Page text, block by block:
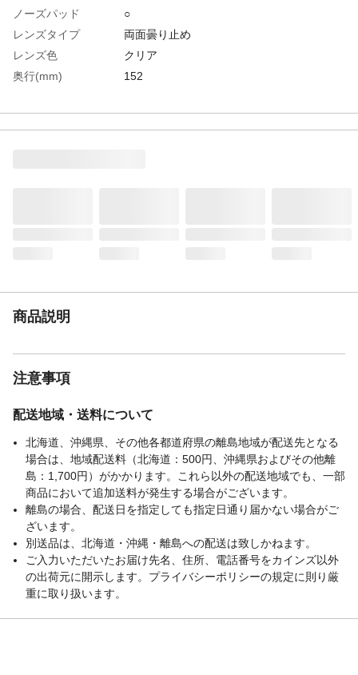
ノーズパッド
○
レンズタイプ
両面曇り止め
レンズ色
クリア
奥行(mm)
152
高さ(mm)
47
材質2
商品説明
注意事項
配送地域・送料について
北海道、沖縄県、その他各都道府県の離島地域が配送先となる
場合は、地域配送料（北海道：500円、沖縄県およびその他離
島：1,700円）がかかります。これら以外の配送地域でも、一部
商品において追加送料が発生する場合がございます。
離島の場合、配送日を指定しても指定日通り届かない場合がご
ざいます。
別送品は、北海道・沖縄・離島への配送は致しかねます。
ご入力いただいたお届け先名、住所、電話番号をカインズ以外
の出荷元に開示します。プライバシーポリシーの規定に則り厳
重に取り扱います。